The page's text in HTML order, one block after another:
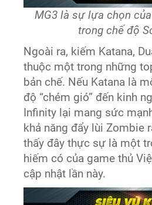
MG3 là sự lựa chọn
trong chế độ
Ngoài ra, kiếm Katana,
thuộc một trong những
bản chế. Nếu Katana là
độ “chém gió” đến kinh
Infinity lại mang sức
khả năng đẩy lùi Zombie
thấy đây thực sự là một
hiếm có của game thủ
cập nhật lần này.